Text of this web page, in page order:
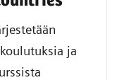
ja